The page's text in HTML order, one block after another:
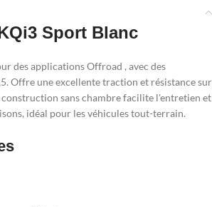
Sport Blanc
des applications Offroad , avec des
Offre une excellente traction et résistance sur
sans chambre facilite l'entretien et
idéal pour les véhicules tout-terrain.